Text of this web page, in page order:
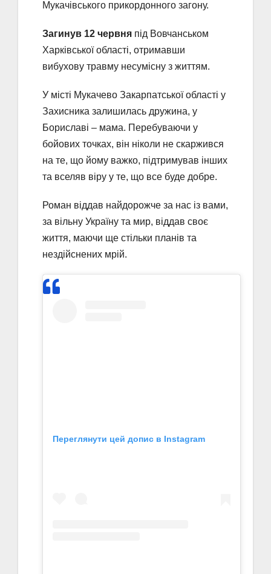
Мукачівського прикордонного загону.
Загинув 12 червня під Вовчанськом
Харківської області, отримавши
вибухову травму несумісну з життям.
У місті Мукачево Закарпатської області у
Захисника залишилась дружина, у
Бориславі – мама. Перебуваючи у
бойових точках, він ніколи не скаржився
на те, що йому важко, підтримував інших
та вселяв віру у те, що все буде добре.
Роман віддав найдорожче за нас із вами,
за вільну Україну та мир, віддав своє
життя, маючи ще стільки планів та
нездійснених мрій.
Переглянути цей допис в Instagram